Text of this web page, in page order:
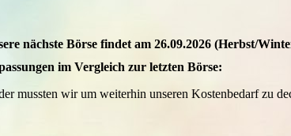
nächste Börse findet am 26.09.2026 (Herbst/
im Vergleich zur letzten Börse:
mussten wir um weiterhin unseren Kostenbedarf zu